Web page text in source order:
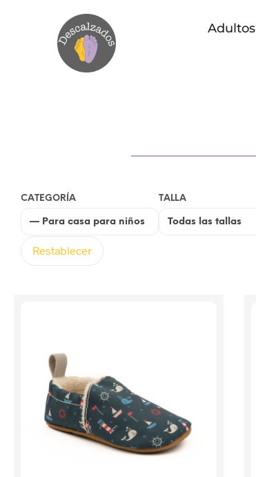
Adultos
CATEGORÍA TALLA
Restablecer